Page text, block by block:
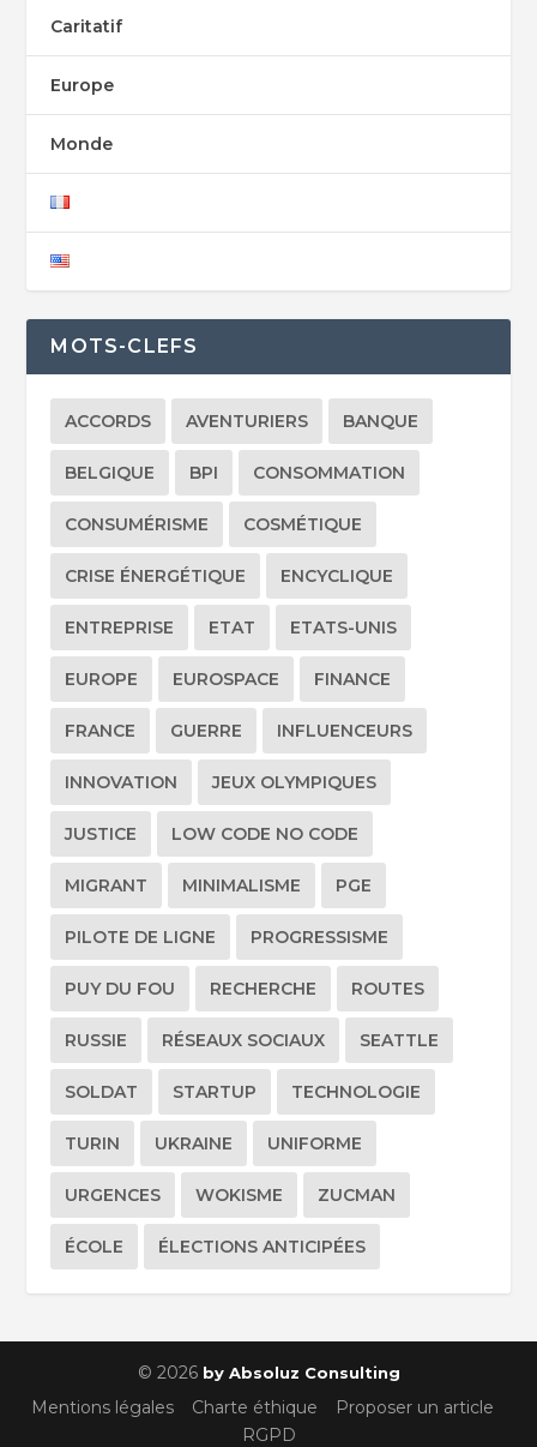
Caritatif
Europe
Monde
MOTS-CLEFS
ACCORDS AVENTURIERS BANQUE
BELGIQUE BPI CONSOMMATION
CONSUMÉRISME COSMÉTIQUE
CRISE ÉNERGÉTIQUE ENCYCLIQUE
ENTREPRISE ETAT ETATS-UNIS
EUROPE EUROSPACE FINANCE
FRANCE GUERRE INFLUENCEURS
INNOVATION JEUX OLYMPIQUES
JUSTICE LOW CODE NO CODE
MIGRANT MINIMALISME PGE
PILOTE DE LIGNE PROGRESSISME
PUY DU FOU RECHERCHE ROUTES
RUSSIE RÉSEAUX SOCIAUX SEATTLE
SOLDAT STARTUP TECHNOLOGIE
TURIN UKRAINE UNIFORME
URGENCES WOKISME ZUCMAN
ÉCOLE ÉLECTIONS ANTICIPÉES
© 2026 by Absoluz Consulting
Mentions légales Charte éthique
Proposer un article
RGPD